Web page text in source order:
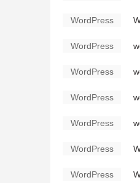
WordPress
WordPress
WordPress
WordPress
WordPress
WordPress
WordPress